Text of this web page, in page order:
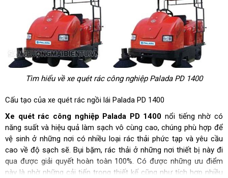
Tìm hiểu về xe quét rác công nghiệp Palada PD 1400
Cấu tạo của xe quét rác ngồi lái Palada PD 1400
Xe quét rác công nghiệp Palada PD 1400 nổi tiếng nhờ có
năng suất và hiệu quả làm sạch vô cùng cao, chúng phù hợp để
vệ sinh ở những nơi có nhiều loại rác thải phức tạp và yêu cầu
cao về độ sạch sẽ. Bụi bặm, rác thải ở những nơi thiết bị này đi
qua được giải quyết hoàn toàn 100%. Có được những ưu điểm
này là nhờ những cải tiến trong thiết kế cũng như tích hợp nhiều